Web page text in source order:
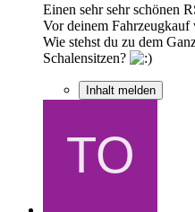
Einen sehr sehr schönen
Vor deinem Fahrzeugkauf
Wie stehst du zu dem
Schalensitzen?
Inhalt melden